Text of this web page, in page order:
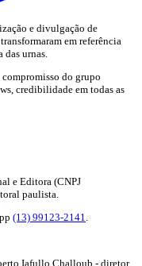
e divulgação de
em referência
das urnas.
do grupo
credibilidade em todas as
e Editora (CNPJ
paulista.
(13) 99123-2141
Iafullo Challoub - diretor